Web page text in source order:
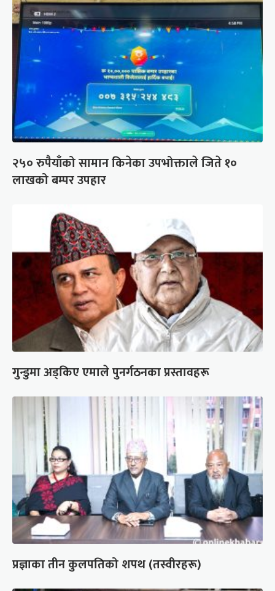
२५० रुपैयाँको सामान किनेका उपभोक्ताले जिते १०
लाखको बम्पर उपहार
गुन्डुमा अड्किए एमाले पुनर्गठनका प्रस्तावहरू
प्रज्ञाका तीन कुलपतिको शपथ (तस्वीरहरू)